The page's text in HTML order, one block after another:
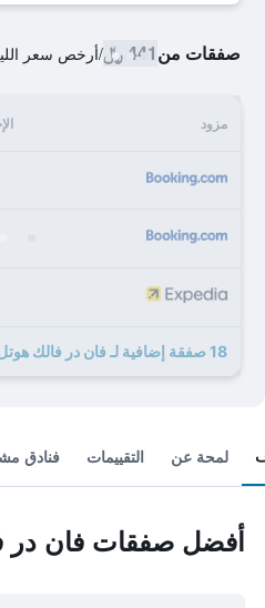
صفقات من441 ﷼ /أرخص سعر
مزود
18 صفقة إضافية لـ فان در فالك هوتل تيل
لمحة عن التقييمات فنادق
أفضل صفقات فان در